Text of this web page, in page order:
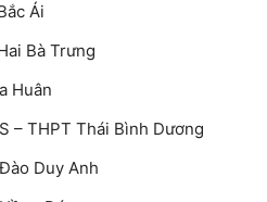
Ái
Bà Trưng
Huân
– THPT Thái Bình Dương
Duy Anh